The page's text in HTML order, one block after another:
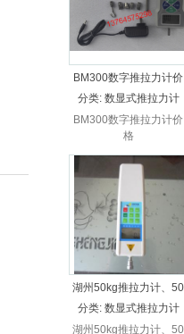
平顶山
力表
分类:
分类:
测
BM300数字推拉力计价
格
分类: 数显式推拉力计
BM300数字推拉力计价
格
湖州50kg推拉力计、50
公斤测力计、50kg数字
分类: 数显式推拉力计
湖州50kg推拉力计、50